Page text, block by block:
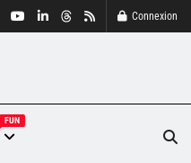
Connexion
FUN